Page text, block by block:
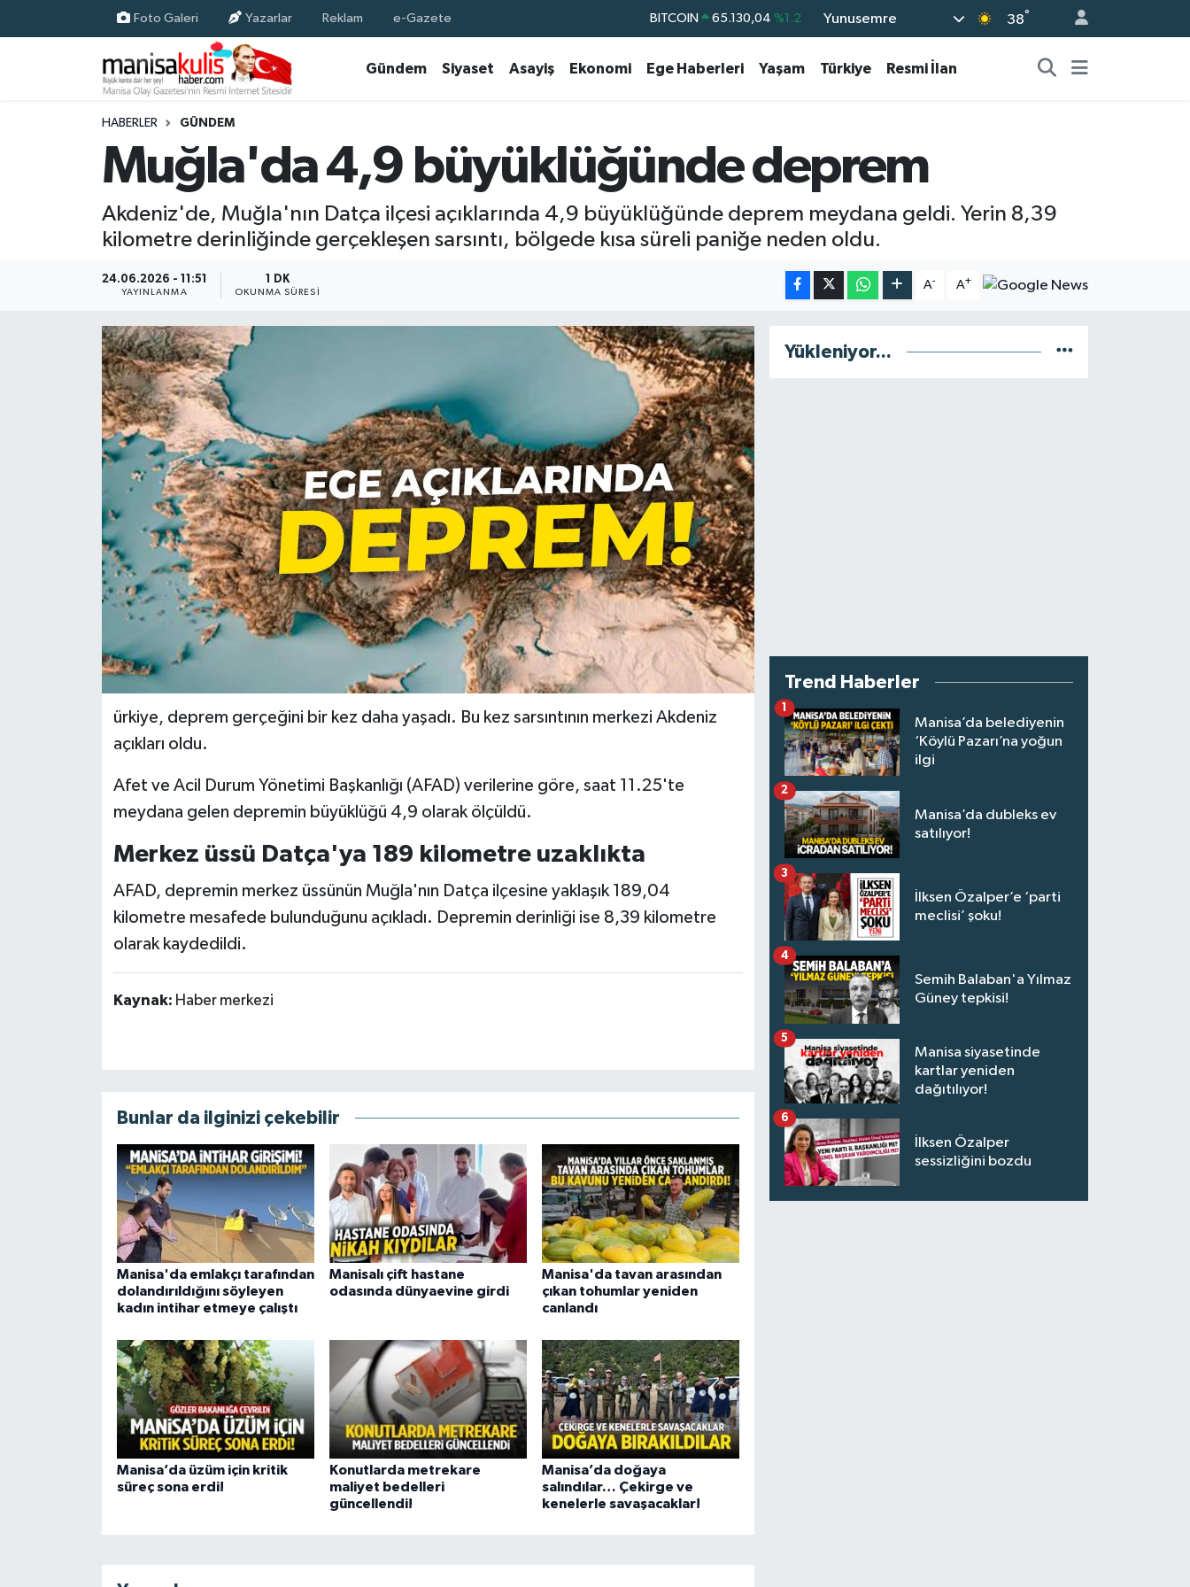
Foto Galeri Yazarlar Reklam e-Gazete BITCOIN 65.130,04 %1.2
GRAM ALTIN 6618.49 %2.12
BİST100 13.773 %-19
Yunusemre 38°
Gündem Siyaset Asayiş Ekonomi Ege Haberleri Yaşam Türkiye Resmi İlan
HABERLER GÜNDEM
Muğla'da 4,9 büyüklüğünde deprem
Akdeniz'de, Muğla'nın Datça ilçesi açıklarında 4,9 büyüklüğünde deprem meydana geldi. Yerin 8,39
kilometre derinliğinde gerçekleşen sarsıntı, bölgede kısa süreli paniğe neden oldu.
24.06.2026 - 11:51
YAYINLANMA
1 DK
OKUNMA SÜRESI
A- A+
ürkiye, deprem gerçeğini bir kez daha yaşadı. Bu kez sarsıntının merkezi Akdeniz
açıkları oldu.
Afet ve Acil Durum Yönetimi Başkanlığı (AFAD) verilerine göre, saat 11.25'te
meydana gelen depremin büyüklüğü 4,9 olarak ölçüldü.
Merkez üssü Datça'ya 189 kilometre uzaklıkta
AFAD, depremin merkez üssünün Muğla'nın Datça ilçesine yaklaşık 189,04
kilometre mesafede bulunduğunu açıkladı. Depremin derinliği ise 8,39 kilometre
olarak kaydedildi.
Kaynak: Haber merkezi
Bunlar da ilginizi çekebilir
Manisa'da emlakçı tarafından
dolandırıldığını söyleyen
kadın intihar etmeye çalıştı
Manisalı çift hastane
odasında dünyaevine girdi
Manisa'da tavan arasından
çıkan tohumlar yeniden
canlandı
Manisa’da üzüm için kritik
süreç sona erdi!
Konutlarda metrekare
maliyet bedelleri
güncellendi!
Manisa’da doğaya
salındılar… Çekirge ve
kenelerle savaşacaklar!
Yükleniyor...
Trend Haberler
Manisa’da belediyenin
‘Köylü Pazarı’na yoğun
ilgi
1
Manisa’da dubleks ev
satılıyor!
2
İlksen Özalper’e ‘parti
meclisi’ şoku!
3
Semih Balaban'a Yılmaz
Güney tepkisi!
4
Manisa siyasetinde
kartlar yeniden
dağıtılıyor!
5
İlksen Özalper
sessizliğini bozdu
6
Ekonomi
Gündem
Siyaset
Yunusemre Nöbetçi Eczaneler
Yunusemre Trafik Yoğunluk Haritası
Süper Lig Puan Durumu ve Fikstür
Tüm Manşetler
Son Dakika Haberleri
Haber Arşivi